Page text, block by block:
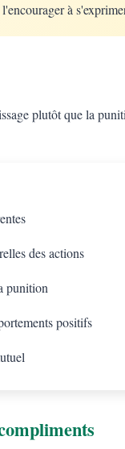
à
plutôt que la
des actions
punition
positifs